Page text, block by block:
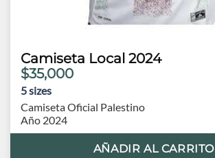
Camiseta Local 2024
$35,000
5sizes
Camiseta Oficial Palestino
Año 2024
AÑADIR AL CARRITO